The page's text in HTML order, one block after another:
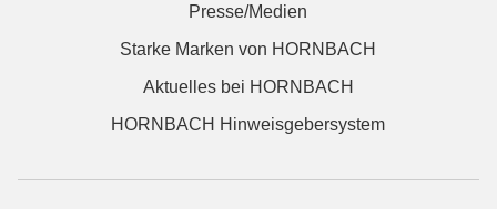
Presse/Medien
Starke Marken von HORNBACH
Aktuelles bei HORNBACH
HORNBACH Hinweisgebersystem